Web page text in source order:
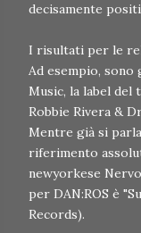
decisamente
I risultati per le
Ad esempio,
Music, la label del
Robbie Rivera &
Mentre già si
riferimento
newyorkese
per DAN:ROS è
Records).